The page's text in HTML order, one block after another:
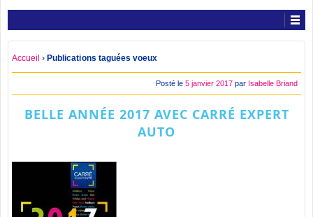
Accueil › Publications taguées voeux
Posté le 5 janvier 2017 par Isabelle Briand
BELLE ANNÉE 2017 AVEC CARRÉ EXPERT
AUTO